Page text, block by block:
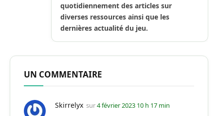
quotidiennement des articles sur
diverses ressources ainsi que les
dernières actualité du jeu.
UN COMMENTAIRE
Skirrelyx sur4 février 2023 10 h 17 min